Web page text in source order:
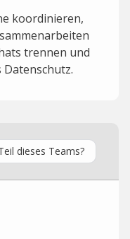
koordinieren,
trennen und
dieses Teams?